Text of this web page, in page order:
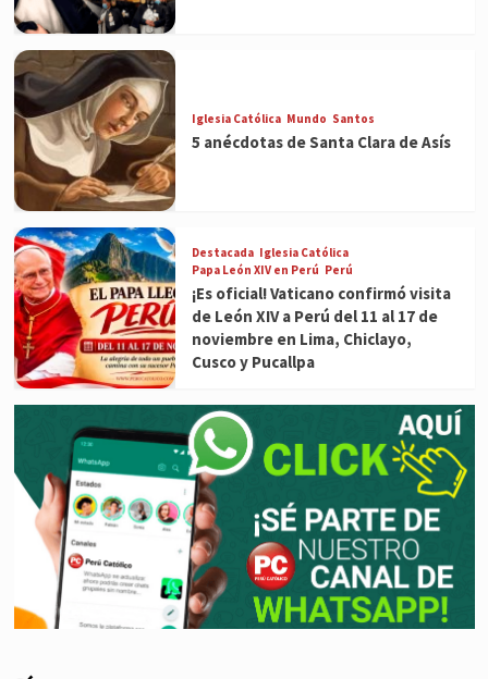
Iglesia Católica Mundo Santos
5 anécdotas de Santa Clara de Asís
Destacada Iglesia Católica
Papa León XIV en Perú Perú
¡Es oficial! Vaticano confirmó visita
de León XIV a Perú del 11 al 17 de
noviembre en Lima, Chiclayo,
Cusco y Pucallpa